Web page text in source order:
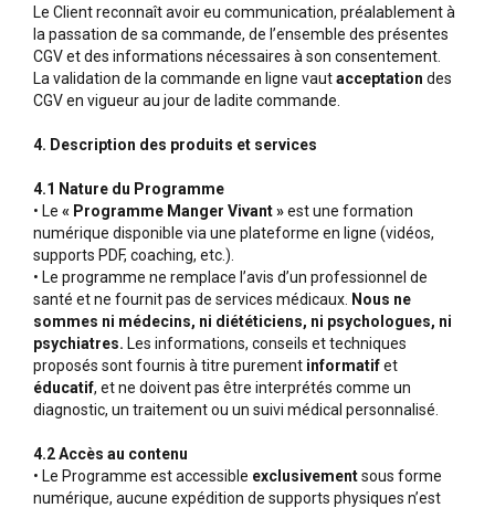
Le Client reconnaît avoir eu communication, préalablement à
la passation de sa commande, de l’ensemble des présentes
CGV et des informations nécessaires à son consentement.
La validation de la commande en ligne vautacceptation des
CGV en vigueur au jour de ladite commande.
4. Description des produits et services
4.1 Nature du Programme
• Le « Programme Manger Vivant »est une formation
numérique disponible via une plateforme en ligne (vidéos,
supports PDF, coaching, etc.).
• Le programme ne remplace l’avis d’un professionnel de
santé et ne fournit pas de services médicaux. Nous ne
sommes ni médecins, ni diététiciens, ni psychologues, ni
psychiatres. Les informations, conseils et techniques
proposés sont fournis à titre purement informatifet
éducatif, et ne doivent pas être interprétés comme un
diagnostic, un traitement ou un suivi médical personnalisé.
4.2 Accès au contenu
• Le Programme est accessible exclusivementsous forme
numérique, aucune expédition de supports physiques n’est